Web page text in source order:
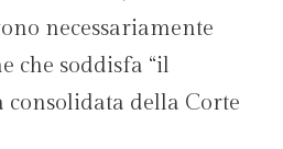
necessariamente
che soddisfa “il
della Corte